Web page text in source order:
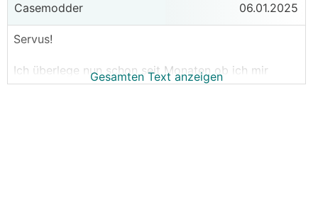
Casemodder 06.01.2025
Servus!
Ich überlege nun schon seit Monaten ob ich mir
einen Speicher anschaffen soll. SpeicherfähigenWR
Gesamten Text anzeigen